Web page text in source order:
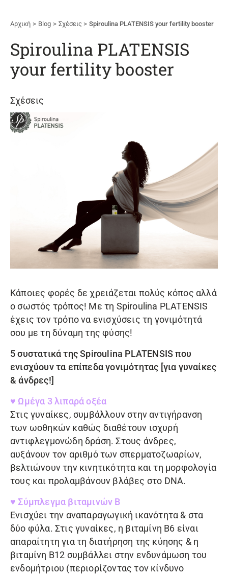
Αρχική Blog Σχέσεις Spiroulina PLATENSIS your fertility booster
Spiroulina PLATENSIS
your fertility booster
Σχέσεις
Κάποιες φορές δε χρειάζεται πολύς κόπος αλλά
ο σωστός τρόπος! Με τη Spiroulina PLATENSIS
έχεις τον τρόπο να ενισχύσεις τη γονιμότητά
σου με τη δύναμη της φύσης!
5 συστατικά τηςSpiroulina PLATENSIS που
ενισχύουν τα επίπεδα γονιμότητας [για γυναίκες
& άνδρες!]
♥ Ωμέγα 3 λιπαρά οξέα
Στις γυναίκες, συμβάλλουν στην αντιγήρανση
των ωοθηκών καθώς διαθέτουν ισχυρή
αντιφλεγμονώδη δράση.Στους άνδρες,
αυξάνουν τον αριθμό των σπερματοζωαρίων,
βελτιώνουν την κινητικότητα και τη μορφολογία
τους και προλαμβάνουν βλάβες στο DNA.
♥ Σύμπλεγμα βιταμινών Β
Ενισχύει την αναπαραγωγική ικανότητα & στα
δύο φύλα. Στις γυναίκες, η βιταμίνη Β6 είναι
απαραίτητη για τη διατήρηση της κύησης & η
βιταμίνη Β12 συμβάλλει στην ενδυνάμωση του
ενδομήτριου (περιορίζοντας τον κίνδυνο